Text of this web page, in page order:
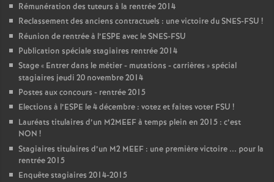
Rémunération des tuteurs à la rentrée 2014
Reclassement des anciens contractuels : une victoire du SNES-FSU !
Réunion de rentrée à l’ESPE avec le SNES-FSU
Publication spéciale stagiaires rentrée 2014
Stage « Entrer dans le métier - mutations - carrières » spécial
stagiaires jeudi 20 novembre 2014
Postes aux concours - rentrée 2015
Elections à l’ESPE le 4 décembre : votez et faites voter FSU !
Lauréats titulaires d’un M2MEEF à temps plein en 2015 : c’est
NON !
Stagiaires titulaires d’un M2 MEEF : une première victoire ... pour la
rentrée 2015
Enquête stagiaires 2014-2015